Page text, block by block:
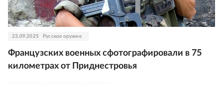
23.09.2025 Русское оружие
Французских военных сфотографировали в 75
километрах от Приднестровья